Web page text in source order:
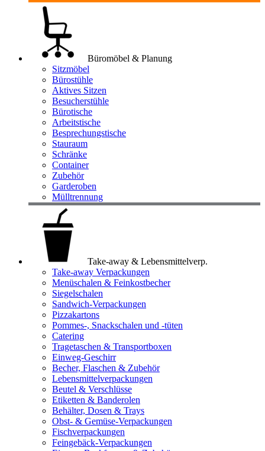
Büromöbel & Planung
Sitzmöbel
Bürostühle
Aktives Sitzen
Besucherstühle
Bürotische
Arbeitstische
Besprechungstische
Stauraum
Schränke
Container
Zubehör
Garderoben
Mülltrennung
Take-away & Lebensmittelverp.
Take-away Verpackungen
Menüschalen & Feinkostbecher
Siegelschalen
Sandwich-Verpackungen
Pizzakartons
Pommes-, Snackschalen und -tüten
Catering
Tragetaschen & Transportboxen
Einweg-Geschirr
Becher, Flaschen & Zubehör
Lebensmittelverpackungen
Beutel & Verschlüsse
Etiketten & Banderolen
Behälter, Dosen & Trays
Obst- & Gemüse-Verpackungen
Fischverpackungen
Feingebäck-Verpackungen